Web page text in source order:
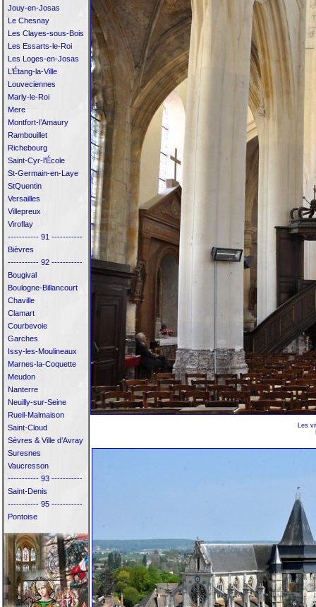
Jouy-en-Josas
Le Chesnay
Les Clayes-sous-Bois
Les Essarts-le-Roi
Les Loges-en-Josas
L’Étang-la-Ville
Louveciennes
Marly-le-Roi
Mere
Montfort-l’Amaury
Rambouillet
Richebourg
Saint-Cyr-l’École
St-Germain-en-Laye
StQuentin
Versailles
Villepreux
Viroflay
----------- 91 -----------
Bièvres
----------- 92 -----------
Bougival
Boulogne-Billancourt
Chaville
Clamart
Courbevoie
Garches
Issy-les-Moulineaux
Marnes-la-Coquette
Meudon
Nanterre
Neuilly-sur-Seine
Rueil-Malmaison
Saint-Cloud
Sèvres & Ville d’Avray
Suresnes
Vaucresson
----------- 93 -----------
Saint-Denis
----------- 95 -----------
Pontoise
Les